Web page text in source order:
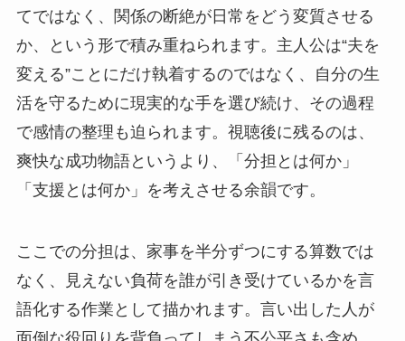
てではなく、関係の断絶が日常をどう変質させる
か、という形で積み重ねられます。主人公は“夫を
変える”ことにだけ執着するのではなく、自分の生
活を守るために現実的な手を選び続け、その過程
で感情の整理も迫られます。視聴後に残るのは、
爽快な成功物語というより、「分担とは何か」
「支援とは何か」を考えさせる余韻です。
ここでの分担は、家事を半分ずつにする算数では
なく、見えない負荷を誰が引き受けているかを言
語化する作業として描かれます。言い出した人が